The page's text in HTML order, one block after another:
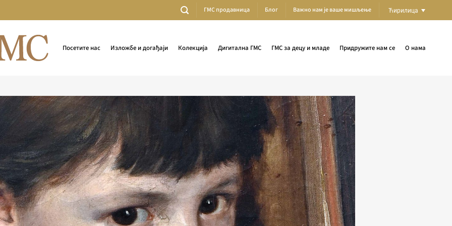
ГМС продавница Блог Важно нам је ваше мишљење Ћирилица
Посетите нас Изложбе и догађаји Колекција Дигитална ГМС ГМС за децу и младе Придружите нам се О нама